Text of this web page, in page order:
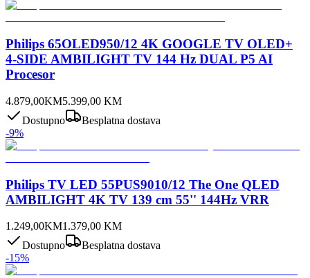
Philips 65OLED950/12 4K GOOGLE TV OLED+
4-SIDE AMBILIGHT TV 144 Hz DUAL P5 AI
Procesor
4.879,00KM5.399,00 KM
Dostupno
Besplatna dostava
-9%
Philips TV LED 55PUS9010/12 The One QLED
AMBILIGHT 4K TV 139 cm 55'' 144Hz VRR
1.249,00KM1.379,00 KM
Dostupno
Besplatna dostava
-15%